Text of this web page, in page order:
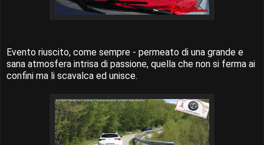
Evento riuscito, come sempre - permeato di una grande e
sana atmosfera intrisa di passione, quella che non si ferma ai
confini ma li scavalca ed unisce.